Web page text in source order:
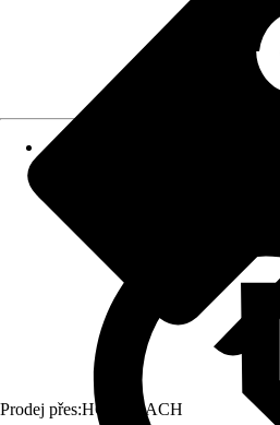
Prodej přes:HORNBACH